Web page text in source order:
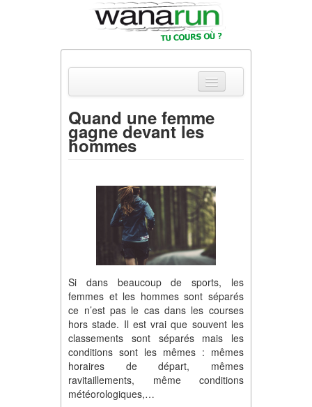
Actualités
Parcours & Courses
Outils & Réseaux
Quand une femme
gagne devant les
hommes
Si dans beaucoup de sports, les
femmes et les hommes sont séparés
ce n’est pas le cas dans les courses
hors stade. Il est vrai que souvent les
classements sont séparés mais les
conditions sont les mêmes : mêmes
horaires de départ, mêmes
ravitaillements, même conditions
météorologiques,…